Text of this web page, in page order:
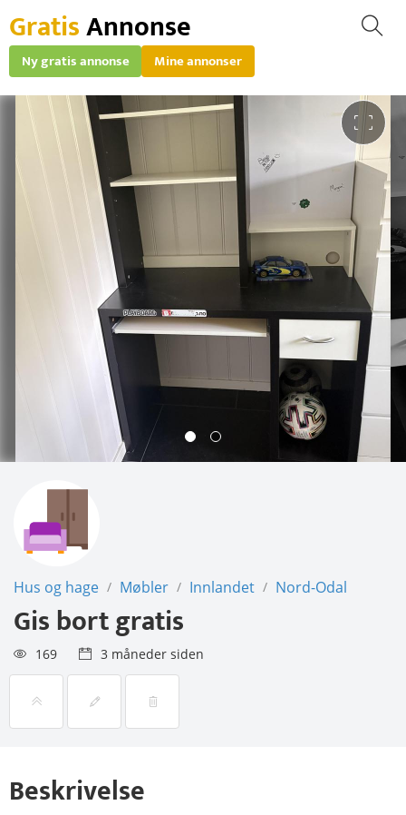
GratisAnnonse
Ny gratis annonse Mine annonser
Hus og hage / Møbler / Innlandet / Nord-Odal
Gis bort gratis
169 3 måneder siden
Beskrivelse